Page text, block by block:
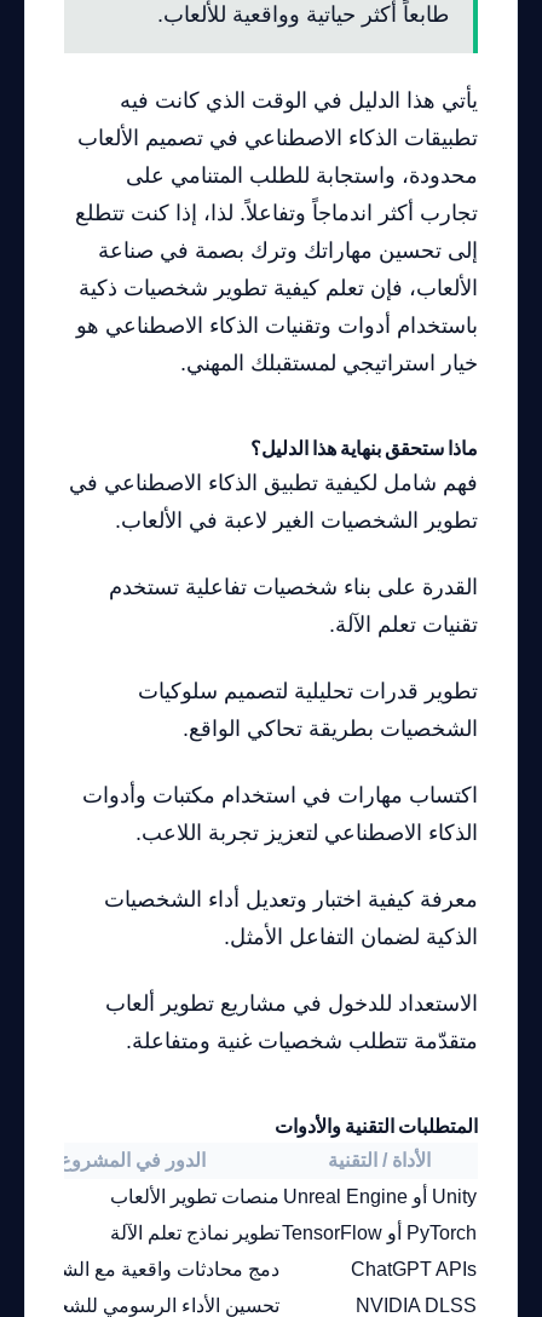
طابعاً أكثر حياتية وواقعية للألعاب.
يأتي هذا الدليل في الوقت الذي كانت فيه
تطبيقات الذكاء الاصطناعي في تصميم الألعاب
محدودة، واستجابة للطلب المتنامي على
تجارب أكثر اندماجاً وتفاعلاً. لذا، إذا كنت تتطلع
إلى تحسين مهاراتك وترك بصمة في صناعة
الألعاب، فإن تعلم كيفية تطوير شخصيات ذكية
باستخدام أدوات وتقنيات الذكاء الاصطناعي هو
خيار استراتيجي لمستقبلك المهني.
ماذا ستحقق بنهاية هذا الدليل؟
فهم شامل لكيفية تطبيق الذكاء الاصطناعي في
تطوير الشخصيات الغير لاعبة في الألعاب.
القدرة على بناء شخصيات تفاعلية تستخدم
تقنيات تعلم الآلة.
تطوير قدرات تحليلية لتصميم سلوكيات
الشخصيات بطريقة تحاكي الواقع.
اكتساب مهارات في استخدام مكتبات وأدوات
الذكاء الاصطناعي لتعزيز تجربة اللاعب.
معرفة كيفية اختبار وتعديل أداء الشخصيات
الذكية لضمان التفاعل الأمثل.
الاستعداد للدخول في مشاريع تطوير ألعاب
متقدّمة تتطلب شخصيات غنية ومتفاعلة.
المتطلبات التقنية والأدوات
الأداة / التقنية
الدور في المشروع
Unity أو Unreal Engine
منصات تطوير الألعاب
PyTorch أو TensorFlow
تطوير نماذج تعلم الآلة
ChatGPT APIs
دمج محادثات واقعية مع الشخصيات
NVIDIA DLSS
تحسين الأداء الرسومي للشخصيات